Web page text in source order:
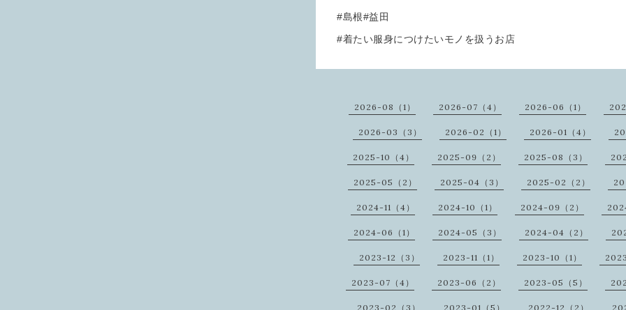
#島根#益田
#着たい服身につけたいモノを扱うお店
2026-08（1） 2026-07（4） 2026-06（1）
2026-03（3） 2026-02（1） 2026-01（4）
2025-10（4） 2025-09（2） 2025-08（3）
2025-05（2） 2025-04（3） 2025-02（2）
2024-11（4） 2024-10（1） 2024-09（2）
2024-06（1） 2024-05（3） 2024-04（2）
2023-12（3） 2023-11（1） 2023-10（1）
2023-07（4） 2023-06（2） 2023-05（5）
2023-02（3） 2023-01（5） 2022-12（2）